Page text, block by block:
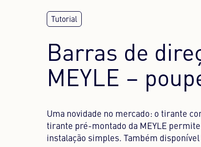
Barras de
MEYLE –
Uma novidade no mercado: o tirante
tirante pré-montado da MEYLE
instalação simples. Também